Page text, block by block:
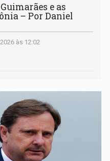
e as
– Por Daniel
às 12:02